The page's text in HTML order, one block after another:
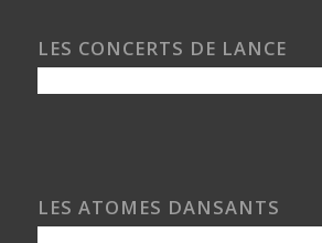
LES CONCERTS DE LANCE
LES ATOMES DANSANTS